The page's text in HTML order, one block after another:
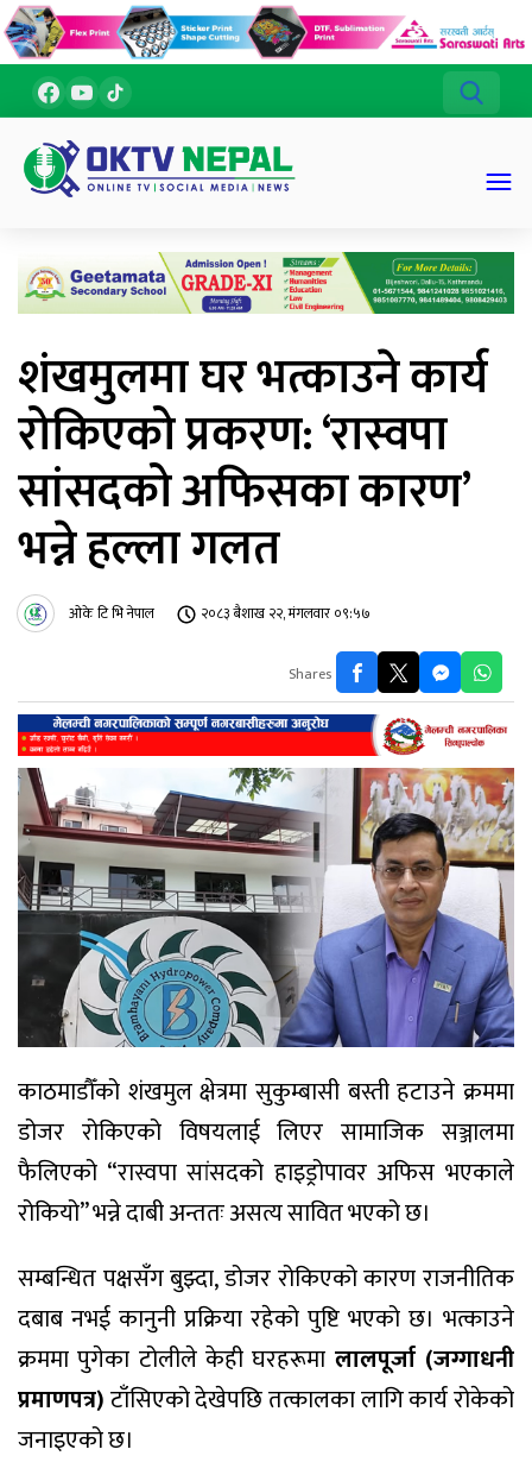
शंखमुलमा घर भत्काउने कार्य
रोकिएको प्रकरण: ‘रास्वपा
सांसदको अफिसका कारण’
भन्ने हल्ला गलत
ओके टि भि नेपाल २०८३ बैशाख २२, मंगलवार ०९:५७
Shares
काठमाडौँको शंखमुल क्षेत्रमा सुकुम्बासी बस्ती हटाउने क्रममा
डोजर रोकिएको विषयलाई लिएर सामाजिक सञ्जालमा
फैलिएको “रास्वपा सांसदको हाइड्रोपावर अफिस भएकाले
रोकियो” भन्ने दाबी अन्ततः असत्य सावित भएको छ।
सम्बन्धित पक्षसँग बुझ्दा, डोजर रोकिएको कारण राजनीतिक
दबाब नभई कानुनी प्रक्रिया रहेको पुष्टि भएको छ। भत्काउने
क्रममा पुगेका टोलीले केही घरहरूमा लालपूर्जा (जग्गाधनी
प्रमाणपत्र)टाँसिएको देखेपछि तत्कालका लागि कार्य रोकेको
जनाइएको छ।